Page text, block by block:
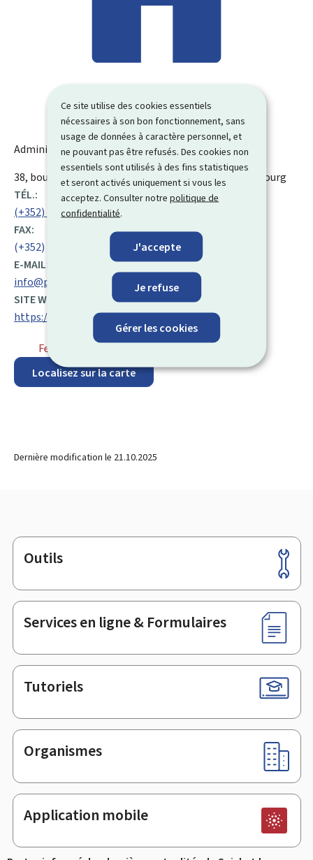
Ce site utilise des cookies essentiels
nécessaires à son bon fonctionnement, sans
usage de données à caractère personnel, et
ne pouvant pas être refusés. Des cookies non
essentiels sont utilisés à des fins statistiques
et seront activés uniquement si vous les
acceptez. Consulter notrepolitique de
confidentialité.
J'accepte
Je refuse
Gérer les cookies
Administration des ponts et chaussées
ADRESSE
:
38, boulevard de la Foire L-1528 Luxembourg
Luxembourg
TÉL.:
(+352) 28 46 11 00
FAX:
(+352) 26 25 63 11 00
E-MAIL:
info@pch.public.lu
SITE WEB :
https://pch.gouvernement.lu/fr.html
Fermé
Localisez sur la carte
Dernière modification le 21.10.2025
Pied
de
page
Outils
Services en ligne & Formulaires
Tutoriels
Organismes
Application mobile